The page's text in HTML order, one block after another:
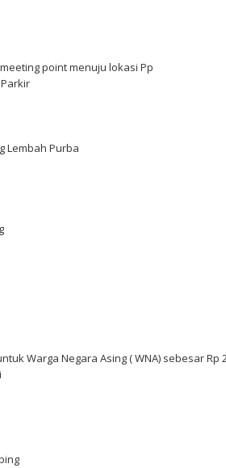
point menuju lokasi Pp
Lembah Purba
Warga Negara Asing ( WNA) sebesar Rp